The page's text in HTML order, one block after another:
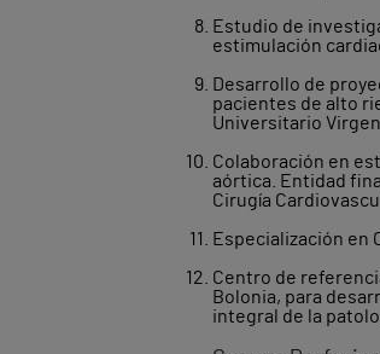
Estudio de
estimulación
Desarrollo de
pacientes de alto
Universitario Virgen
Colaboración en
aórtica. Entidad
Cirugía
Especialización en
Centro de
Bolonia, para
integral de la